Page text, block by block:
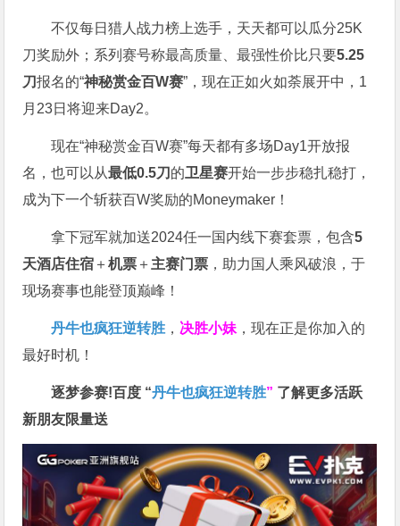
不仅每日猎人战力榜上选手，天天都可以瓜分25K
刀奖励外；系列赛号称最高质量、最强性价比只要5.25
刀报名的“神秘赏金百W赛”，现在正如火如荼展开中，1
月23日将迎来Day2。
现在“神秘赏金百W赛”每天都有多场Day1开放报
名，也可以从最低0.5刀 的卫星赛开始一步步稳扎稳打，
成为下一个斩获百W奖励的Moneymaker！
拿下冠军就加送2024任一国内线下赛套票，包含5
天酒店住宿 ＋机票 ＋ 主赛门票 ，助力国人乘风破浪，于
现场赛事也能登顶巅峰！
丹牛也疯狂逆转胜 ， 决胜小妹 ，现在正是你加入的
最好时机！
逐梦参赛!百度 “丹牛也疯狂逆转胜” 了解更多活跃
新朋友限量送